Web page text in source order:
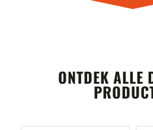
ONTDEK ALLE